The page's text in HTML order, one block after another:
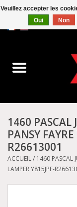
Converse
Kickers
Birkenstock
Vans
1460 PASCAL
PANSY
R26613001
ACCUEIL/ 1460 PASCAL
LAMPER Y815JPF-
Veuillez accepter les
Oui
Non